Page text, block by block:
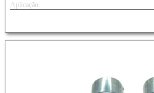
Aplicação: